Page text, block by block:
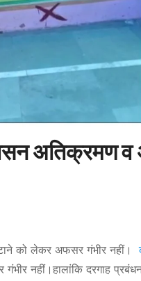
अतिक्रमण
को लेकर अफसर गंभीर नहीं।
नहीं।हालांकि दरगाह प्रबंधन